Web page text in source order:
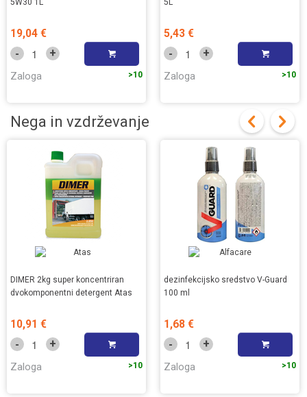
19,04 €
- +
Zaloga >10
5,43 €
- +
Zaloga >10
Nega in vzdrževanje
DIMER 2kg super koncentriran
dvokomponentni detergent Atas
10,91 €
- +
Zaloga >10
dezinfekcijsko sredstvo V-Guard
100 ml
1,68 €
- +
Zaloga >10